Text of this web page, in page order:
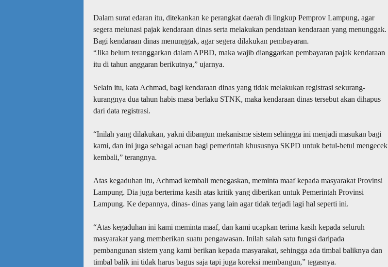
Dalam surat edaran itu, ditekankan ke perangkat daerah di lingkup Pemprov Lampung, agar
segera melunasi pajak kendaraan dinas serta melakukan pendataan kendaraan yang menunggak.
Bagi kendaraan dinas menunggak, agar segera dilakukan pembayaran.
“Jika belum teranggarkan dalam APBD, maka wajib dianggarkan pembayaran pajak kendaraan
itu di tahun anggaran berikutnya,” ujarnya.
Selain itu, kata Achmad, bagi kendaraan dinas yang tidak melakukan registrasi sekurang-
kurangnya dua tahun habis masa berlaku STNK, maka kendaraan dinas tersebut akan dihapus
dari data registrasi.
“Inilah yang dilakukan, yakni dibangun mekanisme sistem sehingga ini menjadi masukan bagi
kami, dan ini juga sebagai acuan bagi pemerintah khususnya SKPD untuk betul-betul mengecek
kembali,” terangnya.
Atas kegaduhan itu, Achmad kembali menegaskan, meminta maaf kepada masyarakat Provinsi
Lampung. Dia juga berterima kasih atas kritik yang diberikan untuk Pemerintah Provinsi
Lampung. Ke depannya, dinas- dinas yang lain agar tidak terjadi lagi hal seperti ini.
“Atas kegaduhan ini kami meminta maaf, dan kami ucapkan terima kasih kepada seluruh
masyarakat yang memberikan suatu pengawasan. Inilah salah satu fungsi daripada
pembangunan sistem yang kami berikan kepada masyarakat, sehingga ada timbal baliknya dan
timbal balik ini tidak harus bagus saja tapi juga koreksi membangun,” tegasnya.